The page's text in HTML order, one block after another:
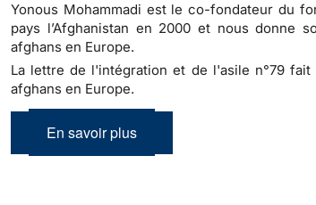
Yonous Mohammadi est le co-fondateur du
pays l’Afghanistan en 2000 et nous donne
afghans en Europe.
La lettre de l'intégration et de l'asile n°79
afghans en Europe.
En savoir plus